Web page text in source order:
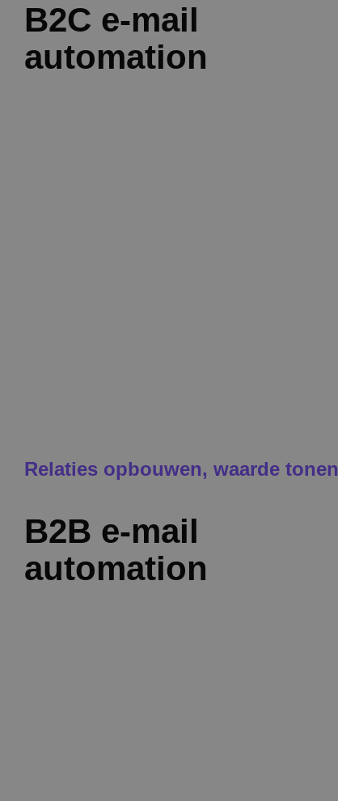
B2C e-mail
automation
Relaties opbouwen, waarde tonen
B2B e-mail
automation